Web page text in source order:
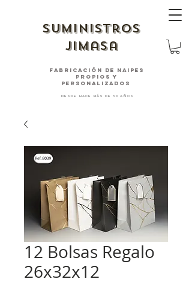
suministros
jimasa
fabricación de naipes
PROPIOS Y
PERSONALIZADOS
desde hace más de 30 años
12 Bolsas Regalo
26x32x12